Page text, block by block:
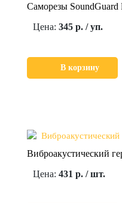
Саморезы
Цена: 345 р. / уп.
В корзину
Виброакустический
Цена: 431 р. / шт.